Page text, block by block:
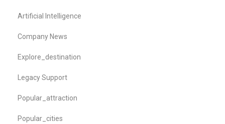
Artificial Intelligence
Company News
Explore_destination
Legacy Support
Popular_attraction
Popular_cities